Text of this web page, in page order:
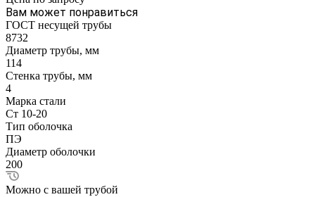
Вам может понравиться
ГОСТ несущей трубы
8732
Диаметр трубы, мм
114
Стенка трубы, мм
4
Марка стали
Ст 10-20
Тип оболочка
ПЭ
Диаметр оболочки
200
Можно с вашей трубой